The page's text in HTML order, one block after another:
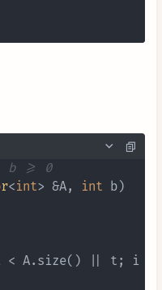
>= 0
<int> &A, int b)
< A.size() || t; i